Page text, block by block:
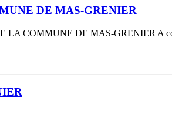
DE MAS-GRENIER
DE MAS-GRENIER A